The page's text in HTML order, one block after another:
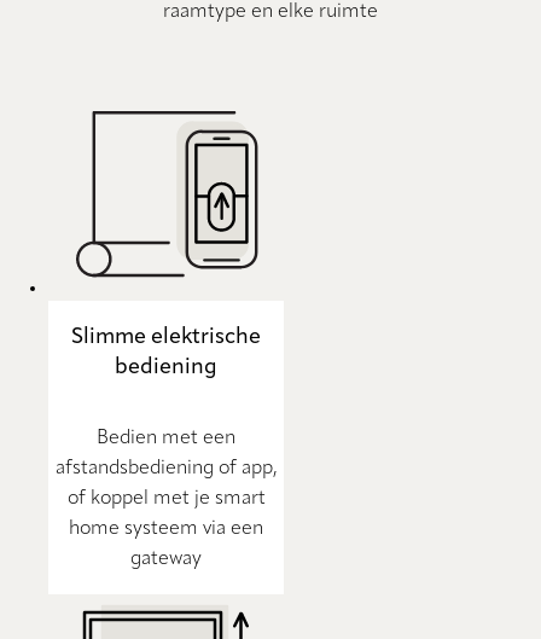
raamtype en elke ruimte
Slimme elektrische
bediening
Bedien met een
afstandsbediening of app,
of koppel met je smart
home systeem via een
gateway